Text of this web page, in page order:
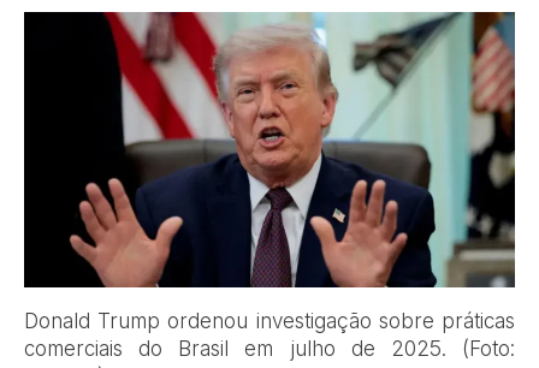
Donald Trump ordenou investigação sobre práticas
comerciais do Brasil em julho de 2025. (Foto: